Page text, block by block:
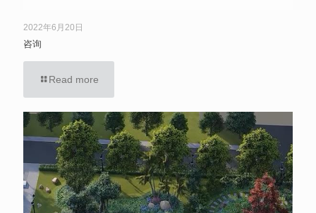
2022年6月20日
咨询
Read more